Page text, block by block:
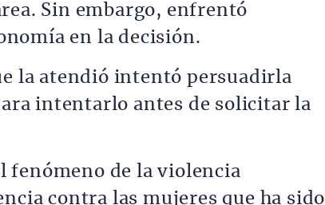
Sin embargo, enfrentó
en la decisión.
la atendió intentó persuadirla
intentarlo antes de solicitar la
fenómeno de la violencia
contra las mujeres que ha sido